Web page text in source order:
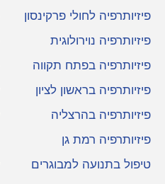
פיזיותרפיה לחולי פרקינסון
פיזיותרפיה נוירולוגית
פיזיותרפיה בפתח תקווה
פיזיותרפיה בראשון לציון
פיזיותרפיה בהרצליה
פיזיותרפיה רמת גן
טיפול בתנועה למבוגרים